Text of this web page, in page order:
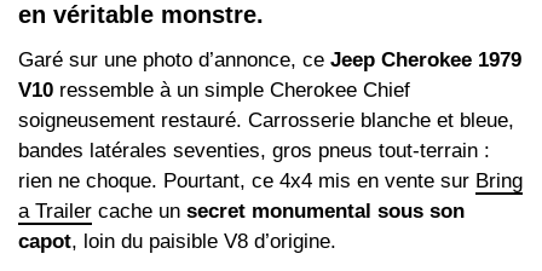
en véritable monstre.
Garé sur une photo d’annonce, ce Jeep Cherokee 1979
V10 ressemble à un simple Cherokee Chief
soigneusement restauré. Carrosserie blanche et bleue,
bandes latérales seventies, gros pneus tout-terrain :
rien ne choque. Pourtant, ce 4x4 mis en vente sur Bring
a Trailer cache un secret monumental sous son
capot, loin du paisible V8 d’origine.